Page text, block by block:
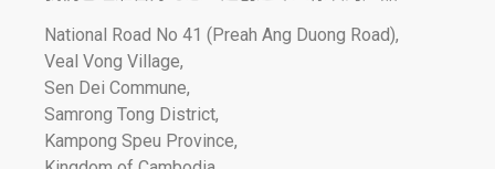
National Road No 41 (Preah Ang Duong Road),
Veal Vong Village,
Sen Dei Commune,
Samrong Tong District,
Kampong Speu Province,